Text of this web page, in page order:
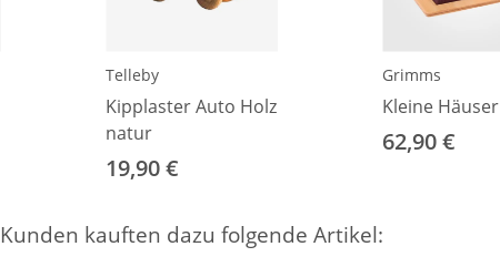
Telleby
Kipplaster Auto Holz
natur
19,90 €
Grimms
Kleine Häuser
62,90 €
Kunden kauften dazu folgende Artikel: